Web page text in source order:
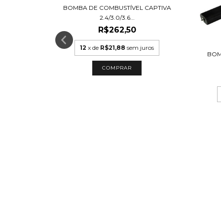
BOMBA DE COMBUSTÍVEL CAPTIVA
2.4/3.0/3.6...
R$262,50
12 x de R$21,88 sem juros